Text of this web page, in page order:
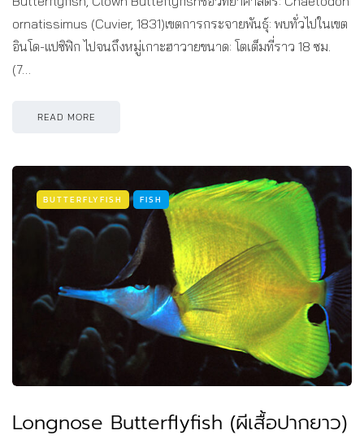
ornatissimus (Cuvier, 1831)เขตการกระจายพันธุ์: พบทั่วไปในเขต
อินโด-แปซิฟิก ไปจนถึงหมู่เกาะฮาวายขนาด: โตเต็มที่ราว 18 ซม.
(7…
READ MORE
BUTTERFLYFISH FISH
Longnose Butterflyfish (ผีเสื้อปากยาว)